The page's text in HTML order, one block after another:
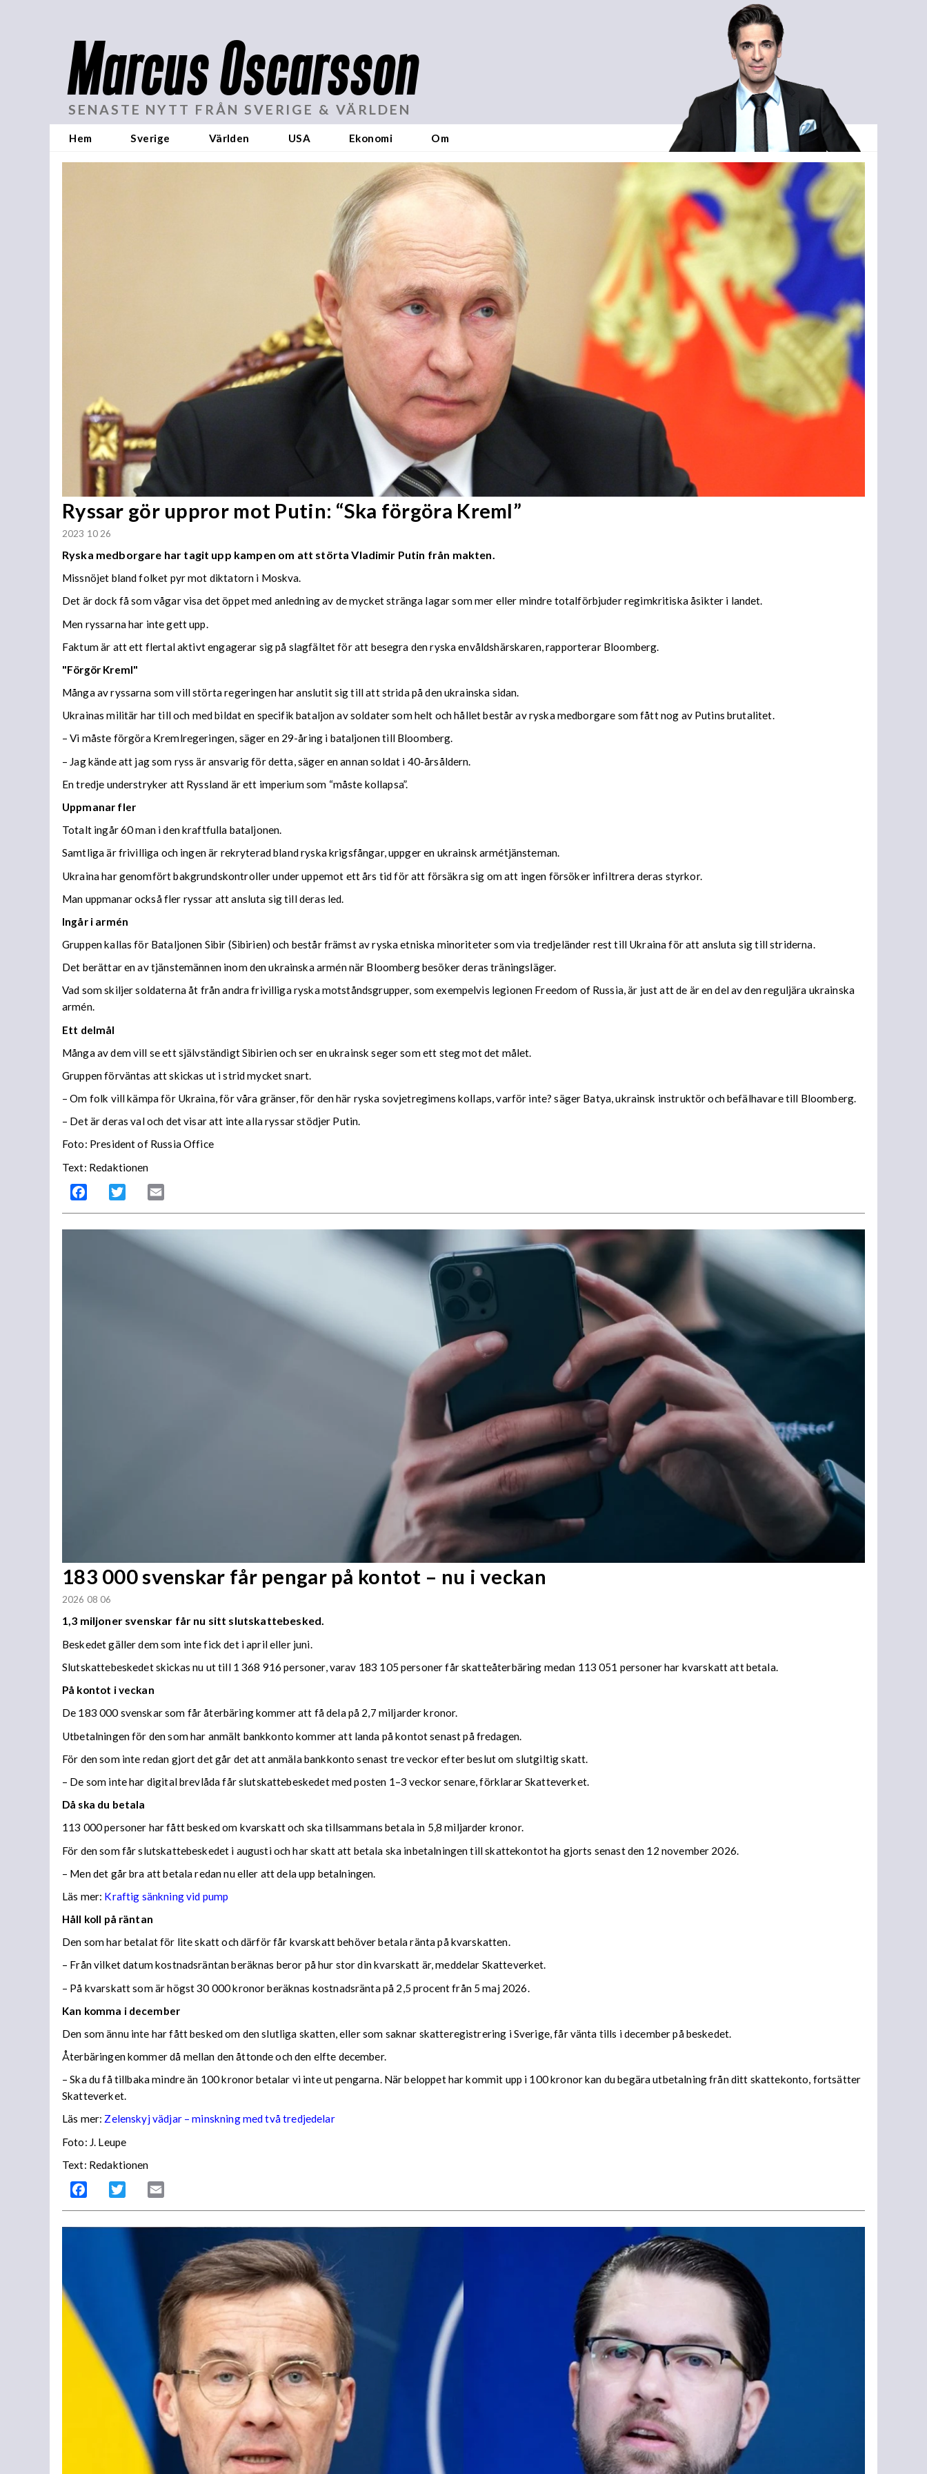
Marcus Oscarsson
SENASTE NYTT FRÅN SVERIGE & VÄRLDEN
Hem Sverige Världen USA Ekonomi Om
Ryssar gör uppror mot Putin: “Ska förgöra Kreml”
2023 10 26
Ryska medborgare har tagit upp kampen om att störta Vladimir Putin från makten.
Missnöjet bland folket pyr mot diktatorn i Moskva.
Det är dock få som vågar visa det öppet med anledning av de mycket stränga lagar som mer eller mindre totalförbjuder regimkritiska åsikter i landet.
Men ryssarna har inte gett upp.
Faktum är att ett flertal aktivt engagerar sig på slagfältet för att besegra den ryska envåldshärskaren, rapporterar Bloomberg.
"Förgör Kreml"
Många av ryssarna som vill störta regeringen har anslutit sig till att strida på den ukrainska sidan.
Ukrainas militär har till och med bildat en specifik bataljon av soldater som helt och hållet består av ryska medborgare som fått nog av Putins brutalitet.
– Vi måste förgöra Kremlregeringen, säger en 29-åring i bataljonen till Bloomberg.
– Jag kände att jag som ryss är ansvarig för detta, säger en annan soldat i 40-årsåldern.
En tredje understryker att Ryssland är ett imperium som “måste kollapsa”.
Uppmanar fler
Totalt ingår 60 man i den kraftfulla bataljonen.
Samtliga är frivilliga och ingen är rekryterad bland ryska krigsfångar, uppger en ukrainsk armétjänsteman.
Ukraina har genomfört bakgrundskontroller under uppemot ett års tid för att försäkra sig om att ingen försöker infiltrera deras styrkor.
Man uppmanar också fler ryssar att ansluta sig till deras led.
Ingår i armén
Gruppen kallas för Bataljonen Sibir (Sibirien) och består främst av ryska etniska minoriteter som via tredjeländer rest till Ukraina för att ansluta sig till striderna.
Det berättar en av tjänstemännen inom den ukrainska armén när Bloomberg besöker deras träningsläger.
Vad som skiljer soldaterna åt från andra frivilliga ryska motståndsgrupper, som exempelvis legionen Freedom of Russia, är just att de är en del av den reguljära ukrainska
armén.
Ett delmål
Många av dem vill se ett självständigt Sibirien och ser en ukrainsk seger som ett steg mot det målet.
Gruppen förväntas att skickas ut i strid mycket snart.
– Om folk vill kämpa för Ukraina, för våra gränser, för den här ryska sovjetregimens kollaps, varför inte? säger Batya, ukrainsk instruktör och befälhavare till Bloomberg.
– Det är deras val och det visar att inte alla ryssar stödjer Putin.
Foto: President of Russia Office
Text: Redaktionen
Facebook Twitter
183 000 svenskar får pengar på kontot – nu i veckan
2026 08 06
1,3 miljoner svenskar får nu sitt slutskattebesked.
Beskedet gäller dem som inte fick det i april eller juni.
Slutskattebeskedet skickas nu ut till 1 368 916 personer, varav 183 105 personer får skatteåterbäring medan 113 051 personer har kvarskatt att betala.
På kontot i veckan
De 183 000 svenskar som får återbäring kommer att få dela på 2,7 miljarder kronor.
Utbetalningen för den som har anmält bankkonto kommer att landa på kontot senast på fredagen.
För den som inte redan gjort det går det att anmäla bankkonto senast tre veckor efter beslut om slutgiltig skatt.
– De som inte har digital brevlåda får slutskattebeskedet med posten 1–3 veckor senare, förklarar Skatteverket.
Då ska du betala
113 000 personer har fått besked om kvarskatt och ska tillsammans betala in 5,8 miljarder kronor.
För den som får slutskattebeskedet i augusti och har skatt att betala ska inbetalningen till skattekontot ha gjorts senast den 12 november 2026.
– Men det går bra att betala redan nu eller att dela upp betalningen.
Läs mer: Kraftig sänkning vid pump
Håll koll på räntan
Den som har betalat för lite skatt och därför får kvarskatt behöver betala ränta på kvarskatten.
– Från vilket datum kostnadsräntan beräknas beror på hur stor din kvarskatt är, meddelar Skatteverket.
– På kvarskatt som är högst 30 000 kronor beräknas kostnadsränta på 2,5 procent från 5 maj 2026.
Kan komma i december
Den som ännu inte har fått besked om den slutliga skatten, eller som saknar skatteregistrering i Sverige, får vänta tills i december på beskedet.
Återbäringen kommer då mellan den åttonde och den elfte december.
– Ska du få tillbaka mindre än 100 kronor betalar vi inte ut pengarna. När beloppet har kommit upp i 100 kronor kan du begära utbetalning från ditt skattekonto, fortsätter
Skatteverket.
Läs mer: Zelenskyj vädjar – minskning med två tredjedelar
Foto: J. Leupe
Text: Redaktionen
Facebook Twitter